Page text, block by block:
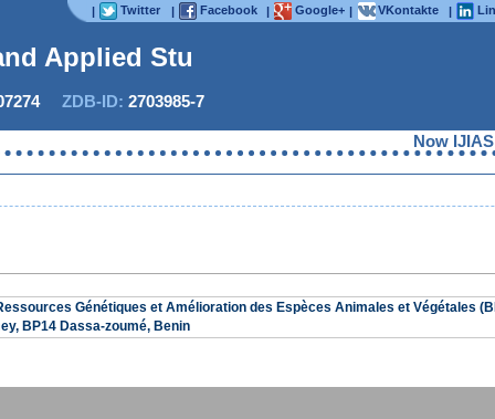
| Twitter | Facebook | Google+ | VKontakte |
Applied Studi
ZDB-ID: 2703985-7
Now IJIAS is
Génétiques et Amélioration des Espèces Animales et Végétales
BP14 Dassa-zoumé, Benin